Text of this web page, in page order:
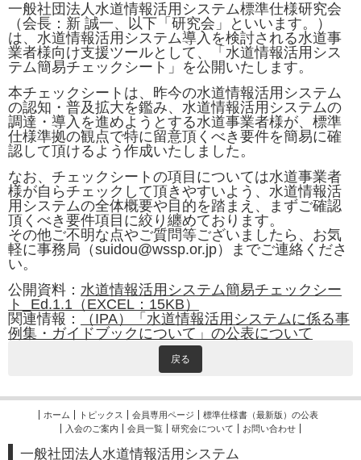
研究会について
お問い合わせ
アプリケーションサービス・製品一覧
一般社団法人水道情報活用システム標準仕様研究会
（会長：新 誠一、以下「研究会」といいます。）
は、水道情報活用システム導入を検討される水道事
業者様向け支援ツールとして、「水道情報活用シス
テム簡易チェックシート」を公開いた します。
本チェックシートは、昨今の水道情報活用システム
の認知・普及拡大を鑑み、水道情報活用システムの
調達・導入を進めようとする水道事業者様が、標準
仕様準拠の観点で特に留意頂くべき要件を簡易に確
認して頂けるよう作成いたしました。
なお、 チェックシートの項目については水道事業者
様が自らチェックして頂きやすいよう、水道情報活
用システムの全体概要や目的を踏まえ、まずご確認
頂くべき要件項目に絞り纏めております。
その他ご不明な点やご質問等ございましたら、お気
軽に事務局（suidou@wssp.or.jp）までご連絡くださ
い。
公開資料： 水道情報活用システム簡易チェックシー
ト_Ed.1.1（EXCEL：15KB）
関連情報：
（IPA）「水道情報活用システムに係る事
例集・ガイドブックについて」の公表について
戻る
ホーム トピックス 会員専用ページ
標準仕様書（最新版）の公表
入会のご案内
会員一覧 研究会について お問い合わせ
一般社団法人水道情報活用システム